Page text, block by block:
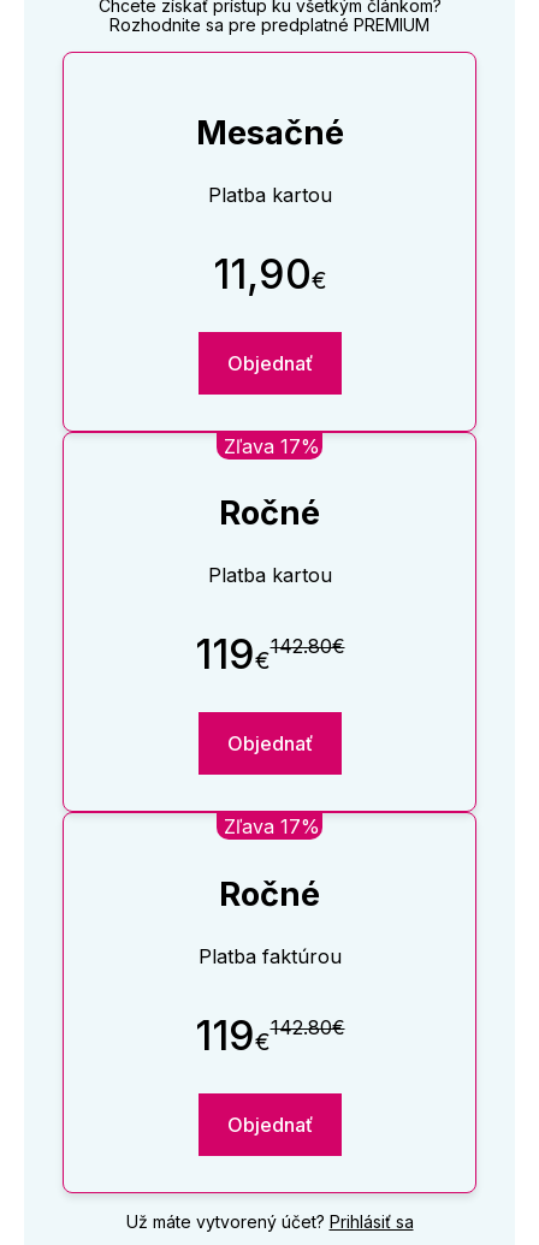
Chcete získať prístup ku všetkým článkom?
Rozhodnite sa pre predplatné PREMIUM
Mesačné
Platba kartou
11,90€
Objednať
Zľava 17%
Ročné
Platba kartou
119€142.80€
Objednať
Zľava 17%
Ročné
Platba faktúrou
119€142.80€
Objednať
Už máte vytvorený účet? Prihlásiť sa